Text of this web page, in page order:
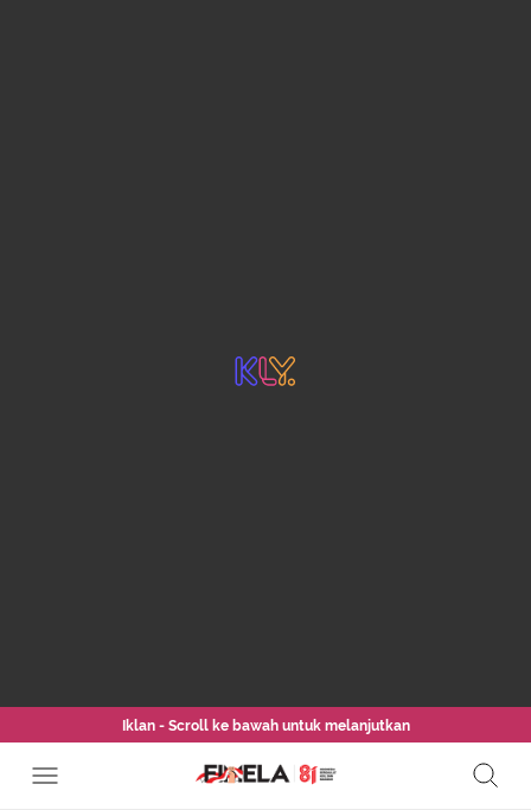
Iklan - Scroll ke bawah untuk melanjutkan